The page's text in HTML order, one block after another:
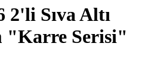
2'li Sıva Altı
"Karre Serisi"